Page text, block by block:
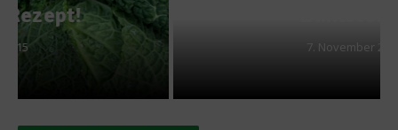
Zimtsterne
7. November 2012